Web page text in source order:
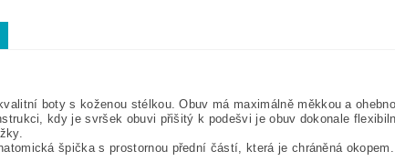
boty s koženou stélkou. Obuv má maximálně měkkou a
kdy je svršek obuvi přišitý k podešvi je obuv dokonale
špička s prostornou přední částí, která je chráněná